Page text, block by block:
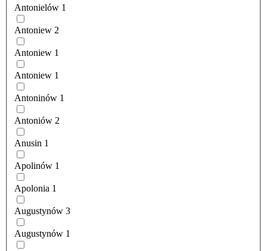
Antonielów 1
Antoniew 2
Antoniew 1
Antoniew 1
Antoninów 1
Antoniów 2
Anusin 1
Apolinów 1
Apolonia 1
Augustynów 3
Augustynów 1